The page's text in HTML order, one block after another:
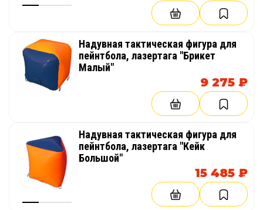
Надувная тактическая фигура для
пейнтбола, лазертага "Брикет
Малый"
9 275 ₽
Надувная тактическая фигура для
пейнтбола, лазертага "Кейк
Большой"
15 485 ₽